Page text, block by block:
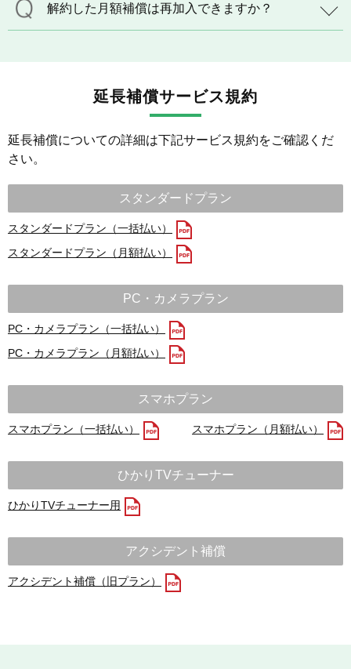
解約した月額補償は再加入できますか？
延長補償サービス規約
延長補償についての詳細は下記サービス規約をご確認くだ
さい。
スタンダードプラン
スタンダードプラン（一括払い）
スタンダードプラン（月額払い）
PC・カメラプラン
PC・カメラプラン（一括払い）
PC・カメラプラン（月額払い）
スマホプラン
スマホプラン（一括払い） スマホプラン（月額払い）
ひかりTVチューナー
ひかりTVチューナー用
アクシデント補償
アクシデント補償（旧プラン）